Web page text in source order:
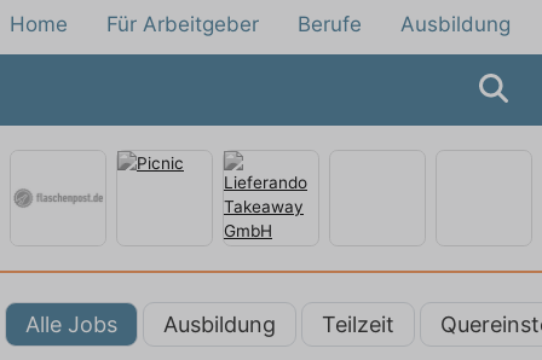
Home Für Arbeitgeber Berufe Ausbildung
Alle Jobs Ausbildung Teilzeit